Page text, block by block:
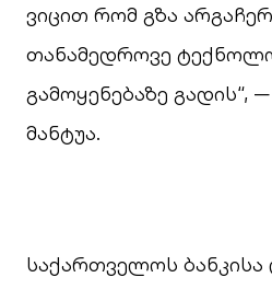
ვიცით რომ გზა
თანამედროვე
გამოყენებაზე გადის“,
მანტუა.
საქართველოს ბანკისა